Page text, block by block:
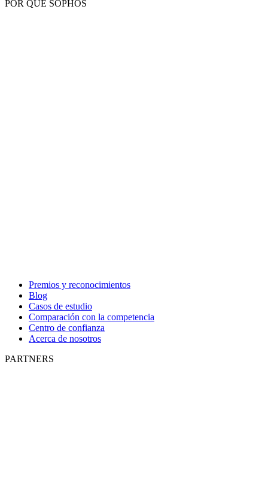
POR QUÉ SOPHOS
Premios y reconocimientos
Blog
Casos de estudio
Comparación con la competencia
Centro de confianza
Acerca de nosotros
PARTNERS